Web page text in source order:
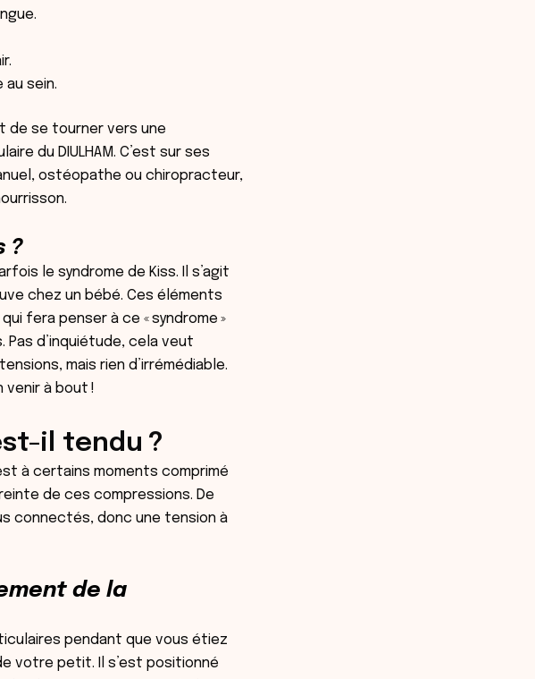
au sein.
de se tourner vers une
du DIULHAM. C’est sur ses
ostéopathe ou chiropracteur,
?
le syndrome de Kiss. Il s’agit
chez un bébé. Ces éléments
fera penser à ce « syndrome »
d’inquiétude, cela veut
mais rien d’irrémédiable.
venir à bout !
il tendu ?
à certains moments comprimé
de ces compressions. De
connectés, donc une tension à
de la
pendant que vous étiez
votre petit. Il s’est positionné